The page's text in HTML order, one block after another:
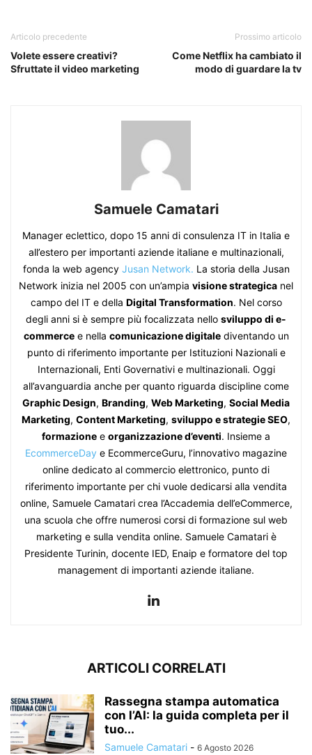
Articolo precedente
Volete essere creativi?
Sfruttate il video marketing
Prossimo articolo
Come Netflix ha cambiato il
modo di guardare la tv
Samuele Camatari
Manager eclettico, dopo 15 anni di consulenza IT in Italia e
all’estero per importanti aziende italiane e multinazionali,
fonda la web agency Jusan Network. La storia della Jusan
Network inizia nel 2005 con un’ampia visione strategica nel
campo del IT e della Digital Transformation. Nel corso
degli anni si è sempre più focalizzata nello sviluppo di e-
commercee nella comunicazione digitalediventando un
punto di riferimento importante per Istituzioni Nazionali e
Internazionali, Enti Governativi e multinazionali. Oggi
all’avanguardia anche per quanto riguarda discipline come
Graphic Design, Branding, Web Marketing, Social Media
Marketing, Content Marketing, sviluppo e strategie SEO,
formazione e organizzazione d’eventi. Insieme a
EcommerceDay e EcommerceGuru, l’innovativo magazine
online dedicato al commercio elettronico, punto di
riferimento importante per chi vuole dedicarsi alla vendita
online, Samuele Camatari crea l’Accademia dell’eCommerce,
una scuola che offre numerosi corsi di formazione sul web
marketing e sulla vendita online. Samuele Camatari è
Presidente Turinin, docente IED, Enaip e formatore del top
management di importanti aziende italiane.
ARTICOLI CORRELATI
Rassegna stampa automatica
con l’AI: la guida completa per il
tuo...
Samuele Camatari - 6 Agosto 2026